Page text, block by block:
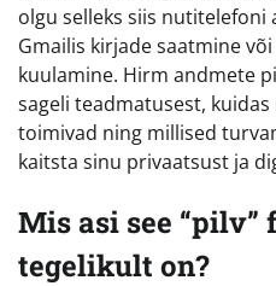
olgu selleks siis
Gmailis kirjade saatmine
kuulamine. Hirm andmete
sageli teadmatusest,
toimivad ning millised
kaitsta sinu privaatsust ja
Mis asi see
tegelikult on?